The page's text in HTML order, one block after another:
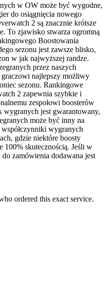
w OW może być wygodne,
do osiągnięcia nowego
2 są znacznie krótsze
To zjawisko stwarza ogromną
Boostowania
sezonu jest zawsze blisko,
w jak najwyższej randze.
przez naszych
graczowi najlepszy możliwy
sezonu. Rankingowe
2 zapewnia szybkie i
zespołowi boosterów
wygranych jest gwarantowany,
może być inny na
wygranych
gdzie niektóre boosty
100% skutecznością. Jeśli w
zamówienia dodawana jest
ordered this exact service.